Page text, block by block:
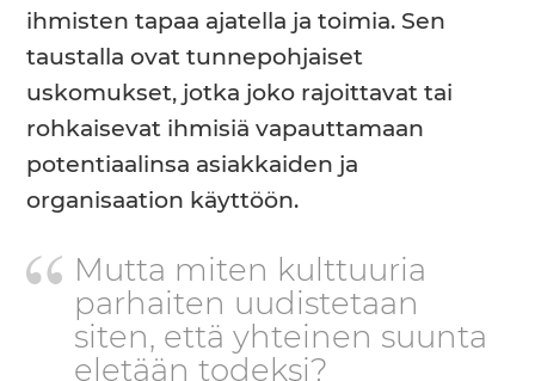
ihmisten tapaa ajatella ja toimia. Sen
taustalla ovat tunnepohjaiset
uskomukset, jotka joko rajoittavat tai
rohkaisevat ihmisiä vapauttamaan
potentiaalinsa asiakkaiden ja
organisaation käyttöön.
Mutta miten kulttuuria
parhaiten uudistetaan
siten, että yhteinen suunta
eletään todeksi?